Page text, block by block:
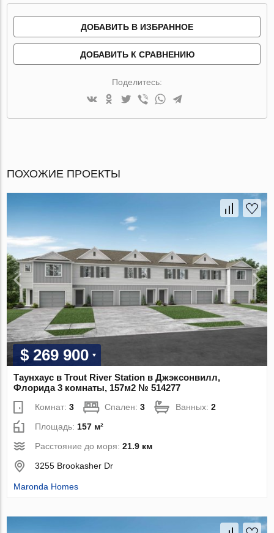
ДОБАВИТЬ В ИЗБРАННОЕ
ДОБАВИТЬ К СРАВНЕНИЮ
Поделитесь:
ПОХОЖИЕ ПРОЕКТЫ
$ 269 900
Таунхаус в Trout River Station в Джэксонвилл,
Флорида 3 комнаты, 157м2 № 514277
Комнат:3 Спален:3 Ванных:2
Площадь:157 м²
Расстояние до моря:21.9 км
3255 Brookasher Dr
Maronda Homes